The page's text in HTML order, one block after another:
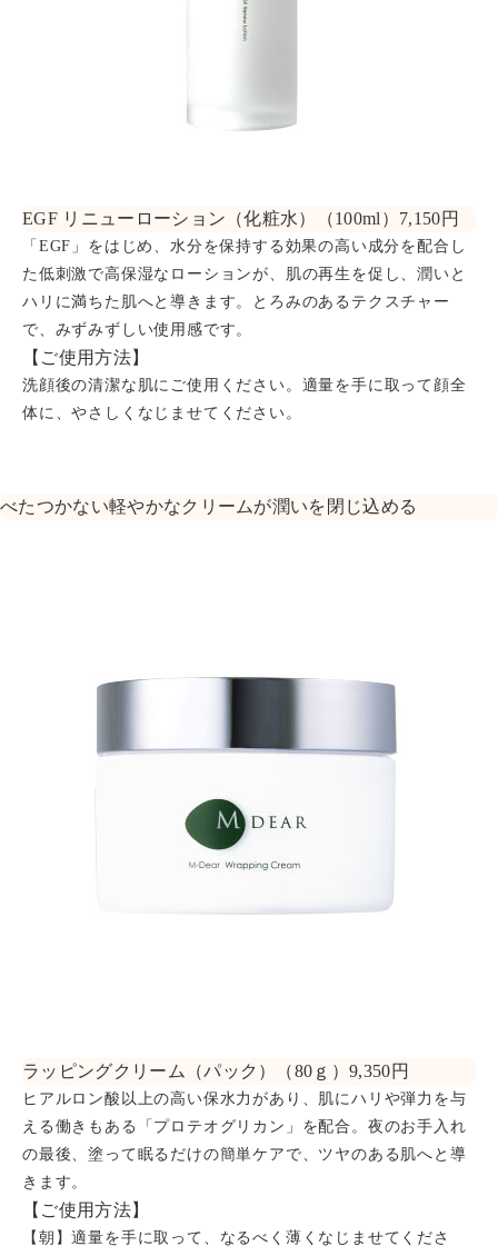
EGF リニューローション（化粧水）（100ml）7,150円
「EGF」をはじめ、水分を保持する効果の高い成分を配合し
た低刺激で高保湿なローションが、肌の再生を促し、潤いと
ハリに満ちた肌へと導きます。とろみのあるテクスチャー
で、みずみずしい使用感です。
【ご使用方法】
洗顔後の清潔な肌にご使用ください。適量を手に取って顔全
体に、やさしくなじませてください。
べたつかない軽やかなクリームが潤いを閉じ込める
ラッピングクリーム（パック）（80ｇ）9,350円
ヒアルロン酸以上の高い保水力があり、肌にハリや弾力を与
える働きもある「プロテオグリカン」を配合。夜のお手入れ
の最後、塗って眠るだけの簡単ケアで、ツヤのある肌へと導
きます。
【ご使用方法】
【朝】適量を手に取って、なるべく薄くなじませてくださ